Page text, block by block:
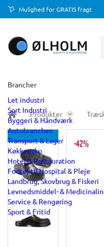
Mulighed for GRATIS fragt
Brancher
Let industri
Sort Industri
Byggeri & Håndværk
Autobranchen
Transport & Lager
Køkkensko
Hotel & Restauration
Fodtøj til Hospital & Pleje
Landbrug, Skovbrug & Fiskeri
Levnedsmiddel- &
Service & Rengøring
Sport & Fritid
Produkter
-42%